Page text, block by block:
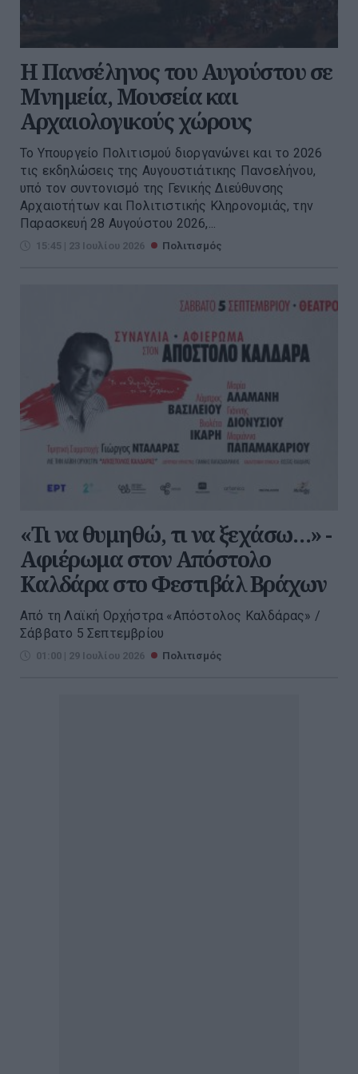
Η Πανσέληνος του Αυγούστου σε
Μνημεία, Μουσεία και
Αρχαιολογικούς χώρους
Το Υπουργείο Πολιτισμού διοργανώνει και το 2026
τις εκδηλώσεις της Αυγουστιάτικης Πανσελήνου,
υπό τον συντονισμό της Γενικής Διεύθυνσης
Αρχαιοτήτων και Πολιτιστικής Κληρονομιάς, την
Παρασκευή 28 Αυγούστου 2026,...
15:45 | 23 Ιουλίου 2026 Πολιτισμός
«Τι να θυμηθώ, τι να ξεχάσω…» -
Αφιέρωμα στον Απόστολο
Καλδάρα στο Φεστιβάλ Βράχων
Από τη Λαϊκή Ορχήστρα «Απόστολος Καλδάρας» /
Σάββατο 5 Σεπτεμβρίου
01:00 | 29 Ιουλίου 2026 Πολιτισμός